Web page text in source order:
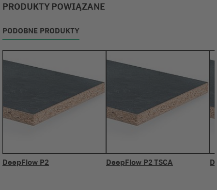
PRODUKTY POWIĄZANE
PODOBNE PRODUKTY
DeepFlow P2 DeepFlow P2 TSCA